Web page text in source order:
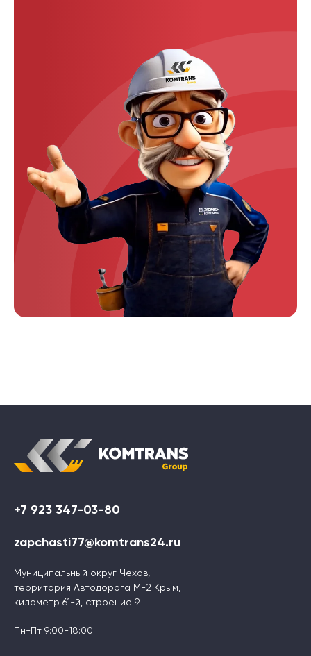
+7 923 347-03-80
zapchasti77@komtrans24.ru
Муниципальный округ Чехов,
территория Автодорога М-2 Крым,
километр 61-й, строение 9
Пн-Пт 9:00-18:00